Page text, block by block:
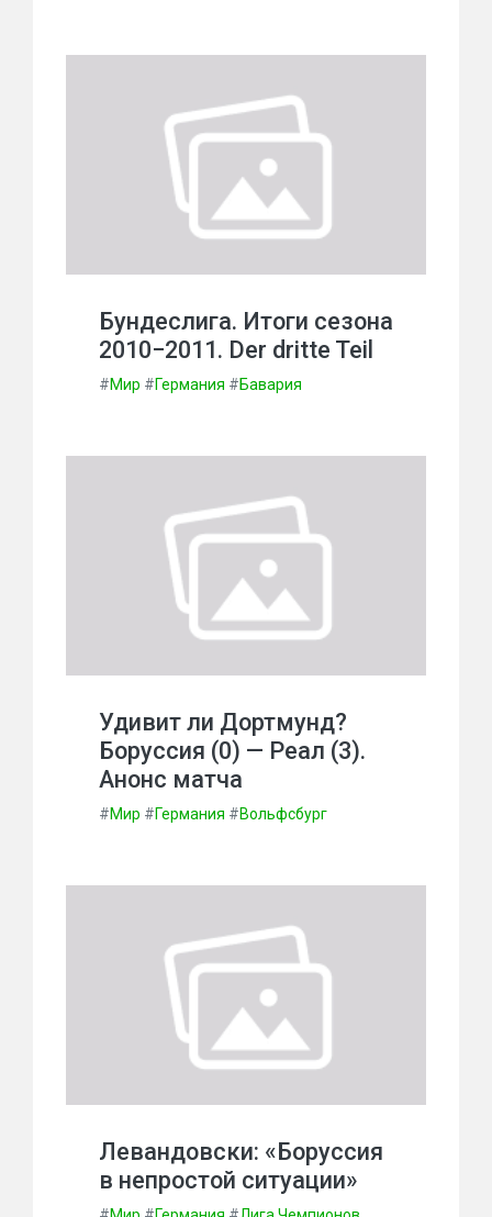
Бундеслига. Итоги сезона
2010−2011. Der dritte Teil
#Мир #Германия #Бавария
Удивит ли Дортмунд?
Боруссия (0) — Реал (3).
Анонс матча
#Мир #Германия #Вольфсбург
Левандовски: «Боруссия
в непростой ситуации»